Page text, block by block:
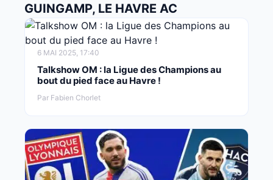
GUINGAMP, LE HAVRE AC
6 MAI 2025, 17:40
Talkshow OM : la Ligue des Champions au
bout du pied face au Havre !
Par Fabien Chorlet